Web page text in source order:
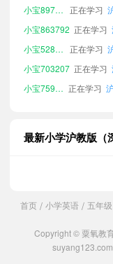
小宝897390 正在学习
小宝863792 正在学习
小宝528300 正在学习
小宝703207 正在学习
小宝759902 正在学习
小宝972204
正在学习
小宝681982
正在学习
小宝420884 正在学习
最新小学沪教版（
首页 / 小学英语 / 五年级
Copyright © 粟氧教
suyang123.com